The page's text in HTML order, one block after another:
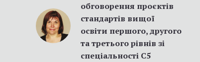
обговорення проєктів
стандартів вищої
освіти першого, другого
та третього рівнів зі
спеціальності С5